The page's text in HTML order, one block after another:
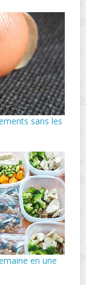
sans les
en une